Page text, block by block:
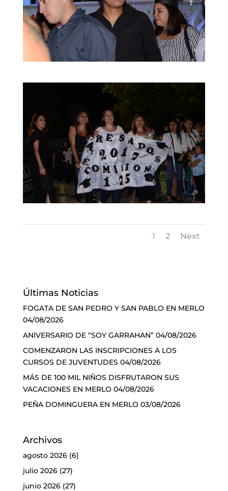
1 2 Next
Últimas Noticias
FOGATA DE SAN PEDRO Y SAN PABLO EN MERLO
04/08/2026
ANIVERSARIO DE “SOY GARRAHAN” 04/08/2026
COMENZARON LAS INSCRIPCIONES A LOS
CURSOS DE JUVENTUDES 04/08/2026
MÁS DE 100 MIL NIÑOS DISFRUTARON SUS
VACACIONES EN MERLO 04/08/2026
PEÑA DOMINGUERA EN MERLO 03/08/2026
Archivos
agosto 2026(6)
julio 2026(27)
junio 2026(27)